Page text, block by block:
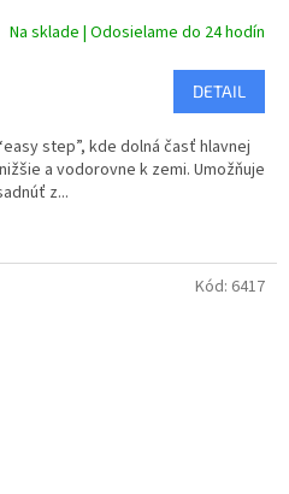
A
R
M
O
Na sklade | Odosielame do 24 hodín
DETAIL
step”, kde dolná časť hlavnej
a vodorovne k zemi. Umožňuje
z...
Kód: 6417